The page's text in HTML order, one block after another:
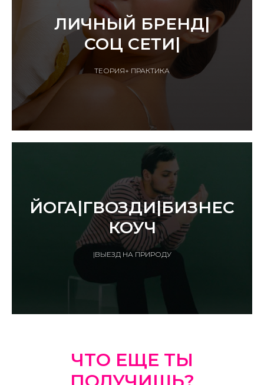
ЛИЧНЫЙ БРЕНД|
СОЦ СЕТИ|
ТЕОРИЯ+ ПРАКТИКА
ЙОГА|ГВОЗДИ|БИЗНЕС
КОУЧ
|ВЫЕЗД НА ПРИРОДУ
ЧТО ЕЩЕ ТЫ